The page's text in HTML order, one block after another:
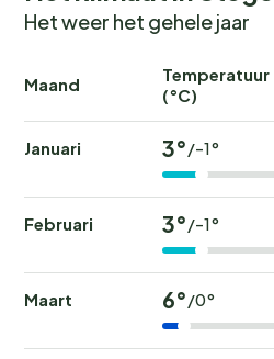
Het weer het gehele jaar
Maand
Temperatuur
(°C)
Januari 3°/-1°
Februari 3°/-1°
Maart 6°/0°